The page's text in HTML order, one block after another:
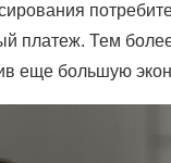
платеж. Тем
еще большую